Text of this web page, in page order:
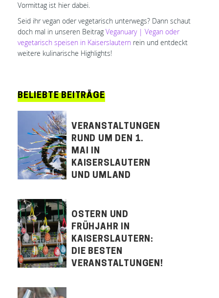
Vormittag ist hier dabei.
Seid ihr vegan oder vegetarisch unterwegs? Dann schaut
doch mal in unseren Beitrag Veganuary | Vegan oder
vegetarisch speisen in Kaiserslautern rein und entdeckt
weitere kulinarische Highlights!
BELIEBTE BEITRÄGE
VERANSTALTUNGEN
RUND UM DEN 1.
MAI IN
KAISERSLAUTERN
UND UMLAND
OSTERN UND
FRÜHJAHR IN
KAISERSLAUTERN:
DIE BESTEN
VERANSTALTUNGEN!